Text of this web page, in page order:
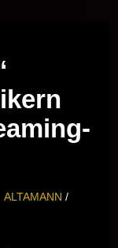
ALTAMANN /